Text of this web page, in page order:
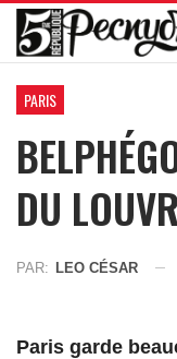
PARIS
DU
PAR: LEO CÉSAR
Paris garde